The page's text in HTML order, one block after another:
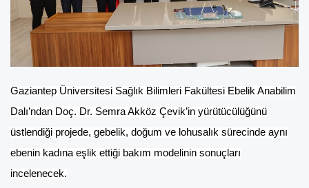
Gaziantep Üniversitesi Sağlık Bilimleri Fakültesi Ebelik Anabilim
Dalı’ndan Doç. Dr. Semra Akköz Çevik’in yürütücülüğünü
üstlendiği projede, gebelik, doğum ve lohusalık sürecinde aynı
ebenin kadına eşlik ettiği bakım modelinin sonuçları
incelenecek.